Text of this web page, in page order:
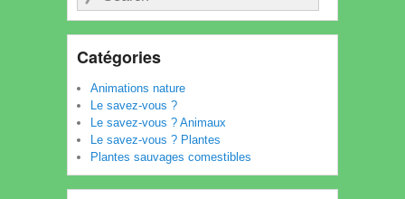
Catégories
Animations nature
Le savez-vous ?
Le savez-vous ? Animaux
Le savez-vous ? Plantes
Plantes sauvages comestibles